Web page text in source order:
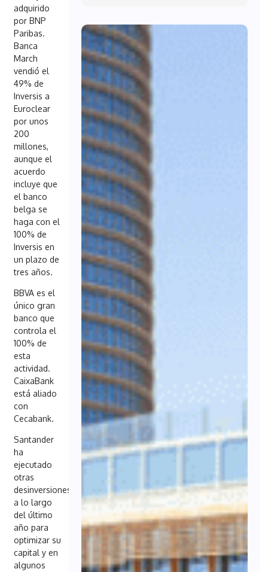
adquirido
por BNP
Paribas.
Banca
March
vendió el
49% de
Inversis a
Euroclear
por unos
200
millones,
aunque el
acuerdo
incluye que
el banco
belga se
haga con el
100% de
Inversis en
un plazo de
tres años.
BBVA es el
único gran
banco que
controla el
100% de
esta
actividad.
CaixaBank
está aliado
con
Cecabank.
Santander
ha
ejecutado
otras
desinversiones
a lo largo
del último
año para
optimizar su
capital y en
algunos